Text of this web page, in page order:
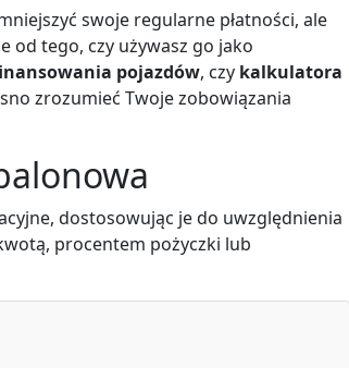
swoje regularne płatności, ale
od tego, czy używasz go jako
pojazdów, czy kalkulatora
zrozumieć Twoje zobowiązania
dostosowując je do uwzględnienia
procentem pożyczki lub